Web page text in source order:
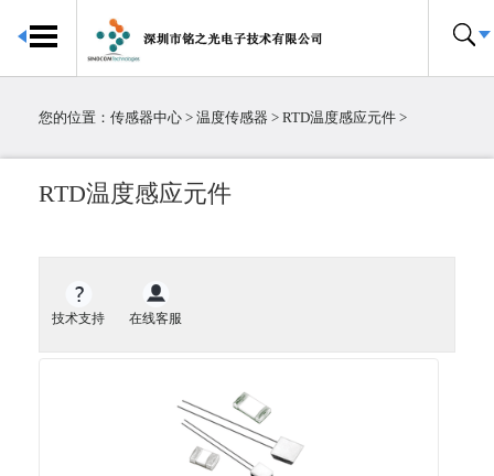
首页
加速度传感器
IMU惯性测量单元
大气压传感器
温湿度传感器
压力传感器
您的位置： 传感器中心 > 温度传感器 > RTD温度感应元件 >
RTD温度感应元件
技术支持 在线客服